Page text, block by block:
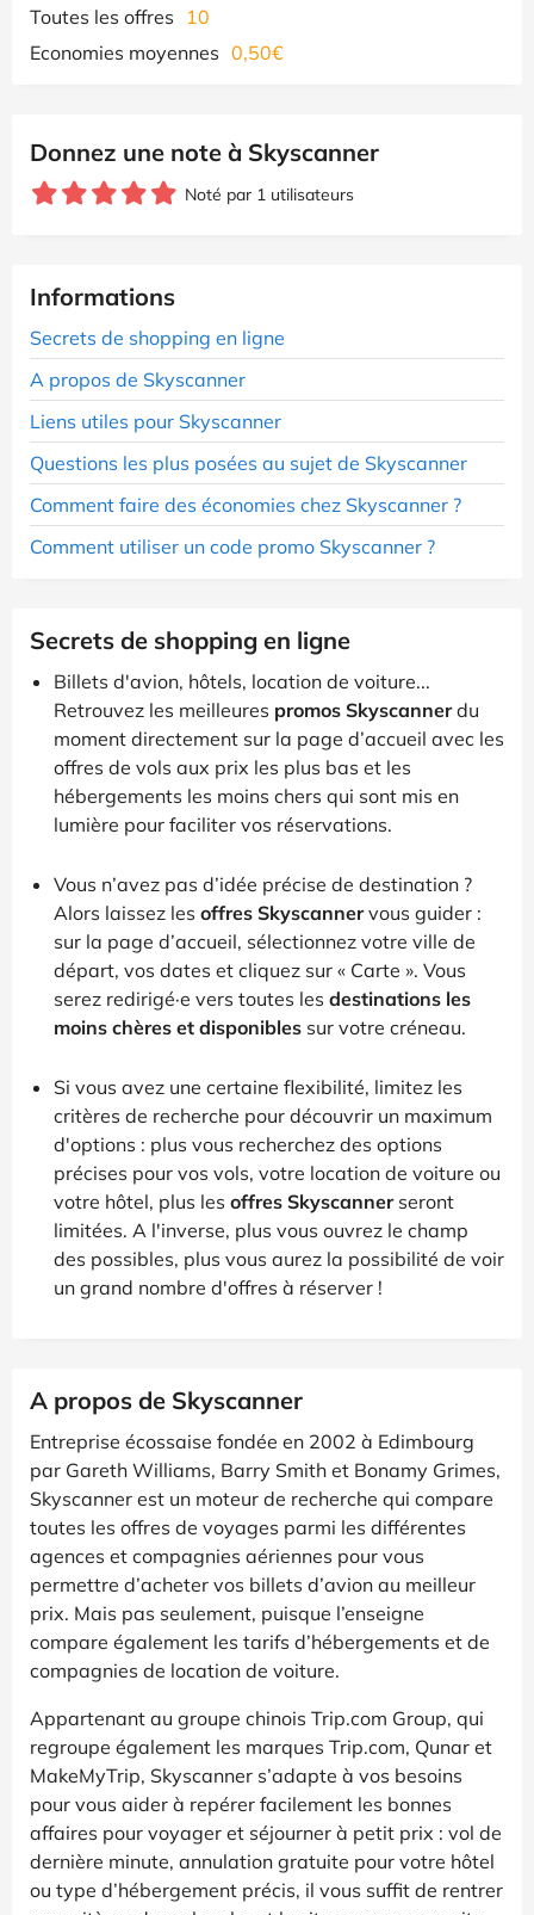
Toutes les offres
10
Economies moyennes 0,50€
Donnez une note à Skyscanner
Noté par 1 utilisateurs
Informations
Secrets de shopping en ligne
A propos de Skyscanner
Liens utiles pour Skyscanner
Questions les plus posées au sujet de Skyscanner
Comment faire des économies chez Skyscanner ?
Comment utiliser un code promo Skyscanner ?
Secrets de shopping en ligne
Billets d'avion, hôtels, location de voiture...
Retrouvez les meilleures promos Skyscannerdu
moment directement sur la page d’accueil avec les
offres de vols aux prix les plus bas et les
hébergements les moins chers qui sont mis en
lumière pour faciliter vos réservations.
Vous n’avez pas d’idée précise de destination ?
Alors laissez les offres Skyscannervous guider :
sur la page d’accueil, sélectionnez votre ville de
départ, vos dates et cliquez sur « Carte ». Vous
serez redirigé·e vers toutes les destinations les
moins chères et disponibles sur votre créneau.
Si vous avez une certaine flexibilité, limitez les
critères de recherche pour découvrir un maximum
d'options : plus vous recherchez des options
précises pour vos vols, votre location de voiture ou
votre hôtel, plus les offres Skyscannerseront
limitées. A l'inverse, plus vous ouvrez le champ
des possibles, plus vous aurez la possibilité de voir
un grand nombre d'offres à réserver !
A propos de Skyscanner
Entreprise écossaise fondée en 2002 à Edimbourg
par Gareth Williams, Barry Smith et Bonamy Grimes,
Skyscanner est un moteur de recherche qui compare
toutes les offres de voyages parmi les différentes
agences et compagnies aériennes pour vous
permettre d’acheter vos billets d’avion au meilleur
prix. Mais pas seulement, puisque l’enseigne
compare également les tarifs d’hébergements et de
compagnies de location de voiture.
Appartenant au groupe chinois Trip.com Group, qui
regroupe également les marques Trip.com, Qunar et
MakeMyTrip, Skyscanner s’adapte à vos besoins
pour vous aider à repérer facilement les bonnes
affaires pour voyager et séjourner à petit prix : vol de
dernière minute, annulation gratuite pour votre hôtel
ou type d’hébergement précis, il vous suffit de rentrer